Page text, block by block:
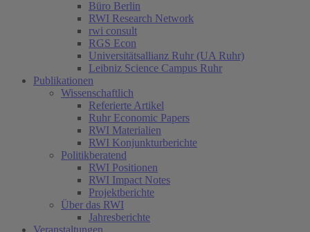
Büro Berlin
RWI Research Network
rwi consult
RGS Econ
Universitätsallianz Ruhr (UA Ruhr)
Leibniz Science Campus Ruhr
Publikationen
Wissenschaftlich
Referierte Artikel
Ruhr Economic Papers
RWI Materialien
RWI Konjunkturberichte
Politikberatend
RWI Positionen
RWI Impact Notes
Projektberichte
Über das RWI
Jahresberichte
Veranstaltungen